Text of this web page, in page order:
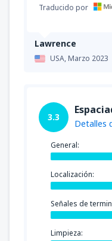
Lawrence
USA,Marzo 2023
Traducido por
3.3
Detalles
General:
Localización:
Señales de
Limpieza: